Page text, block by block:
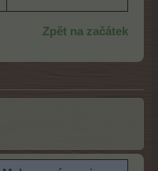
Zpět na začátek